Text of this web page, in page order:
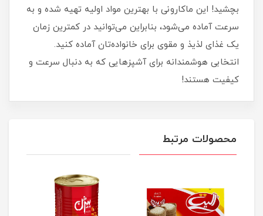
بچشید! این ماکارونی با بهترین مواد اولیه تهیه شده و به
سرعت آماده می‌شود، بنابراین می‌توانید در کمترین زمان
یک غذای لذیذ و مقوی برای خانواده‌تان آماده کنید.
انتخابی هوشمندانه برای آشپزهایی که به دنبال سرعت و
کیفیت هستند!
محصولات مرتبط